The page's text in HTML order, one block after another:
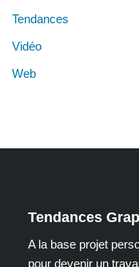
Tendances
Vidéo
Web
Tendances
A la base projet
pour devenir un